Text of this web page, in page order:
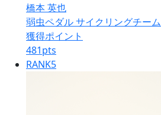
橋本 英也
弱虫ペダル サイクリングチーム
獲得ポイント
481pts
RANK5